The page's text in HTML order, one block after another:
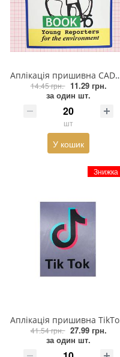
Аплікація пришивна CADN BOOK 29,5*23,5см. білий і чорний текст, червоний фон, синій кадр, жовтий фон, чорний малюнок, зелений текст фону, шт
14.45 грн. 11.29 грн.
за один шт.
шт
У кошик
Аплікація пришивна TikTok лого 19*24см, різнокольоровий, шт
41.54 грн.
Знижка
27.99 грн.
за один шт.